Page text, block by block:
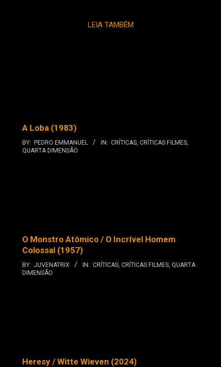
LEIA TAMBÉM
A Loba (1983)
BY: PEDRO EMMANUEL IN: CRÍTICAS CRÍTICAS FILMES
QUARTA DIMENSÃO
O Monstro Atômico / O Incrível Homem
Colossal (1957)
BY: JUVENATRIX IN: CRÍTICAS CRÍTICAS FILMES QUARTA
DIMENSÃO
Heresy / Witte Wieven (2024)